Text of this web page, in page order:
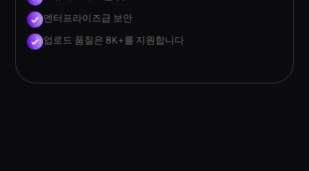
엔터프라이즈급 보안
업로드 품질은 8K+를 지원합니다